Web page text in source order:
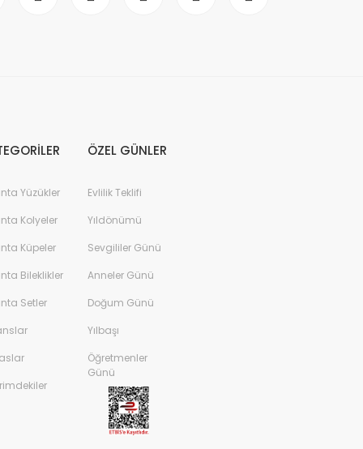
F Renk
98.181,00 TL
Yüzükler
Kolyeler
Küpeler
Bileklikler
Setler
ÖZEL GÜNLER
Evlilik Teklifi
Yıldönümü
Sevgililer Günü
Anneler Günü
Doğum Günü
Yılbaşı
Öğretmenler
Günü